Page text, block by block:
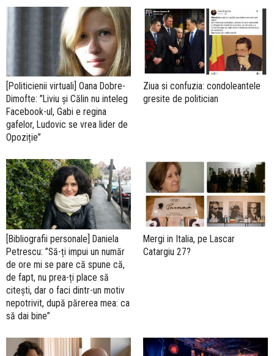
[Politicienii virtuali] Oana Dobre-
Dimofte: ”Liviu și Călin nu inteleg
Facebook-ul, Gabi e regina
gafelor, Ludovic se vrea lider de
Opoziție”
Ziua si confuzia: condoleantele
gresite de politician
[Bibliografii personale] Daniela
Petrescu: ”Să-ți impui un număr
de ore mi se pare că spune că,
de fapt, nu prea-ți place să
citești, dar o faci dintr-un motiv
nepotrivit, după părerea mea: ca
să dai bine”
Mergi in Italia, pe Lascar
Catargiu 27?